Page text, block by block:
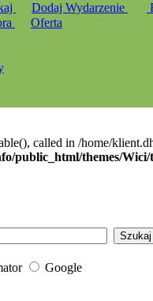
Dodaj Wydarzenie
Oferta
called in /home/
public_html/themes/Wici/
Google